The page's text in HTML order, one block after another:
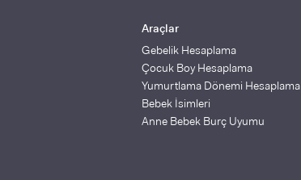
Araçlar
Gebelik Hesaplama
Çocuk Boy Hesaplama
Yumurtlama Dönemi Hesaplama
Bebek İsimleri
Anne Bebek Burç Uyumu